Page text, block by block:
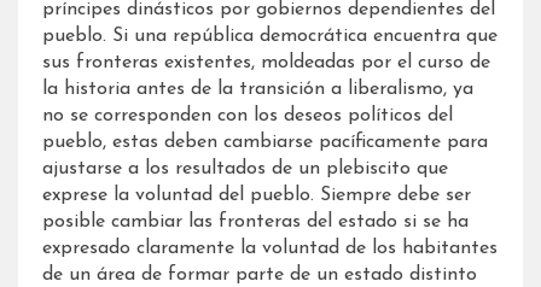
príncipes dinásticos por gobiernos dependientes del
pueblo. Si una república democrática encuentra que
sus fronteras existentes, moldeadas por el curso de
la historia antes de la transición a liberalismo, ya
no se corresponden con los deseos políticos del
pueblo, estas deben cambiarse pacíficamente para
ajustarse a los resultados de un plebiscito que
exprese la voluntad del pueblo. Siempre debe ser
posible cambiar las fronteras del estado si se ha
expresado claramente la voluntad de los habitantes
de un área de formar parte de un estado distinto